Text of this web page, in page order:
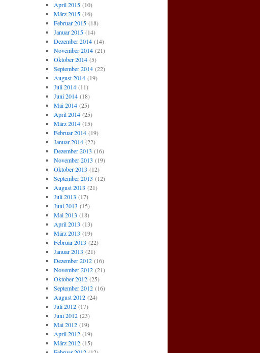
April 2015(10)
März 2015(16)
Februar 2015(18)
Januar 2015(14)
Dezember 2014(14)
November 2014(21)
Oktober 2014(5)
September 2014(22)
August 2014(19)
Juli 2014(11)
Juni 2014(18)
Mai 2014(25)
April 2014(25)
März 2014(15)
Februar 2014(19)
Januar 2014(22)
Dezember 2013 (16)
November 2013 (19)
Oktober 2013 (12)
September 2013 (12)
August 2013 (21)
Juli 2013 (17)
Juni 2013 (15)
Mai 2013 (18)
April 2013 (13)
März 2013 (19)
Februar 2013 (22)
Januar 2013 (21)
Dezember 2012(16)
November 2012(21)
Oktober 2012(25)
September 2012(16)
August 2012(24)
Juli 2012(17)
Juni 2012(23)
Mai 2012(19)
April 2012(19)
März 2012(15)